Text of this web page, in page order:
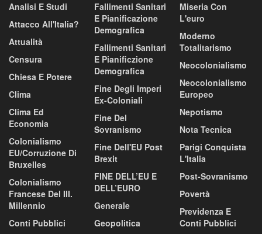
Analisi E Studi
Attacco All'Italia?
Attualità
Censura
Chiesa E Potere
Clima
Clima Ed
Economia
Colonialismo
EU/corruzione Di
Bruxelles
Colonialismo
Francese Del III.
Millennio
Conti Pubblici
Fallimenti Sanitari
E Pianificazione
Demografica
Fallimenti Sanitari
E Pianificzione
Demografica
Fine Degli Imperi
Ex-Coloniali
Fine Del
Sovranismo
Fine Dell'EU Post
Brexit
FINE DELL’EU E
DELL’EURO
Generale
Geopolitica
Miseria Con
L'euro
Moderno
Totalitarismo
Neocolonialismo
Neocolonialismo
Europeo
Nepotismo
Nota Tecnica
Parigi Conquista
L'Italia
Post-Sovranismo
Povertà
Previdenza E
Conti Pubblici